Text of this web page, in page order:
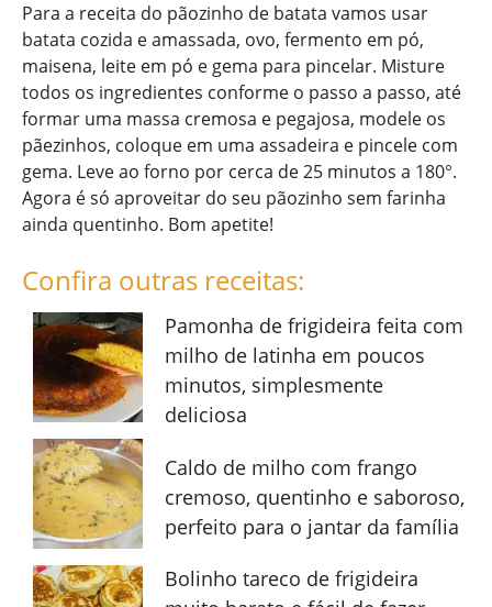
Para a receita do pãozinho de batata vamos usar
batata cozida e amassada, ovo, fermento em pó,
maisena, leite em pó e gema para pincelar. Misture
todos os ingredientes conforme o passo a passo, até
formar uma massa cremosa e pegajosa, modele os
pãezinhos, coloque em uma assadeira e pincele com
gema. Leve ao forno por cerca de 25 minutos a 180°.
Agora é só aproveitar do seu pãozinho sem farinha
ainda quentinho. Bom apetite!
Confira outras receitas:
Pamonha de frigideira feita com
milho de latinha em poucos
minutos, simplesmente
deliciosa
Caldo de milho com frango
cremoso, quentinho e saboroso,
perfeito para o jantar da família
Bolinho tareco de frigideira